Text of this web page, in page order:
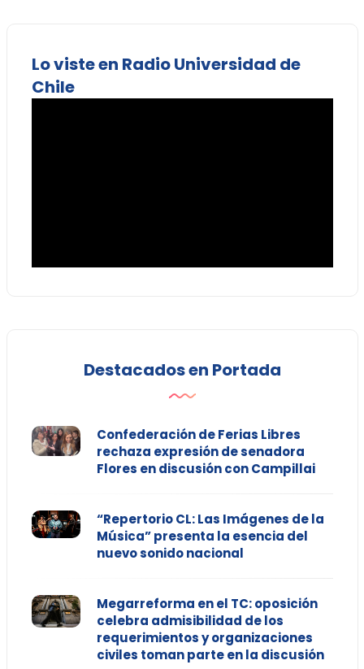
Lo viste en Radio Universidad de
Chile
Destacados en Portada
Confederación de Ferias Libres
rechaza expresión de senadora
Flores en discusión con Campillai
“Repertorio CL: Las Imágenes de la
Música” presenta la esencia del
nuevo sonido nacional
Megarreforma en el TC: oposición
celebra admisibilidad de los
requerimientos y organizaciones
civiles toman parte en la discusión